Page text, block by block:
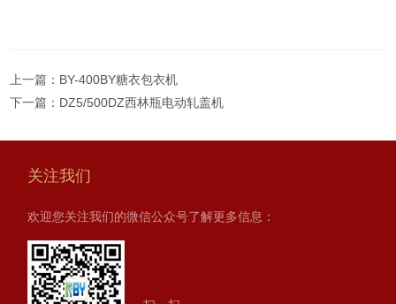
上一篇： BY-400BY糖衣包衣机
下一篇： DZ5/500DZ西林瓶电动轧盖机
关注我们
欢迎您关注我们的微信公众号了解更多信息：